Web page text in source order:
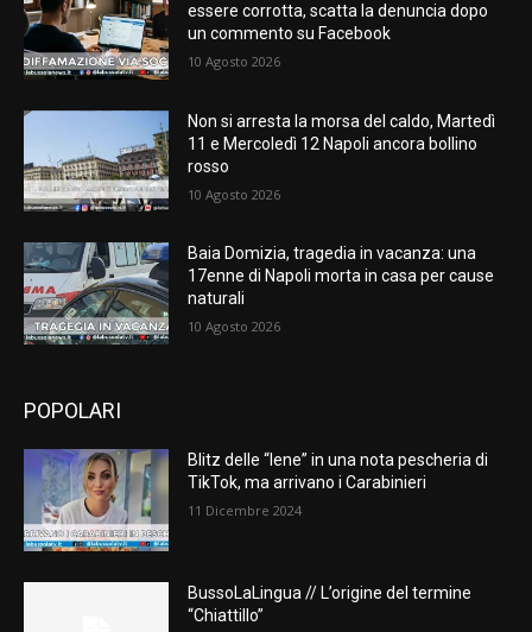
essere corrotta, scatta la denuncia dopo
un commento su Facebook
10 Agosto 2026
Non si arresta la morsa del caldo, Martedì
11 e Mercoledì 12 Napoli ancora bollino
rosso
10 Agosto 2026
Baia Domizia, tragedia in vacanza: una
17enne di Napoli morta in casa per cause
naturali
10 Agosto 2026
POPOLARI
Blitz delle “Iene” in una nota pescheria di
TikTok, ma arrivano i Carabinieri
11 Dicembre 2024
BussoLaLingua // L’origine del termine
“Chiattillo”